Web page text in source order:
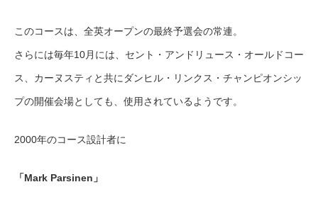
このコースは、全英オープンの最終予選会の常連。
さらには毎年10月には、セント・アンドリュース・オールドコー
ス、カーヌスティと共にダンヒル・リンクス・チャンピオンシッ
プの開催会場としても、使用されているようです。
2000年のコース設計者に
「Mark Parsinen」